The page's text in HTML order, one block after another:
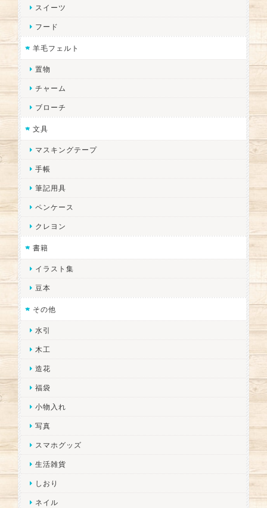
スイーツ
フード
羊毛フェルト
置物
チャーム
ブローチ
文具
マスキングテープ
手帳
筆記用具
ペンケース
クレヨン
書籍
イラスト集
豆本
その他
水引
木工
造花
福袋
小物入れ
写真
スマホグッズ
生活雑貨
しおり
ネイル